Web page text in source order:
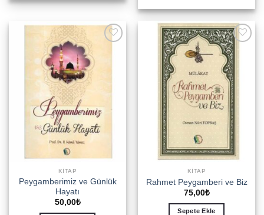
KITAP
Peygamberimiz ve Günlük
Hayatı
50,00₺
Add to
wishlist
KITAP
Rahmet Peygamberi ve Biz
75,00₺
Sepete Ekle